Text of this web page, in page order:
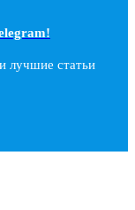
лучшие статьи